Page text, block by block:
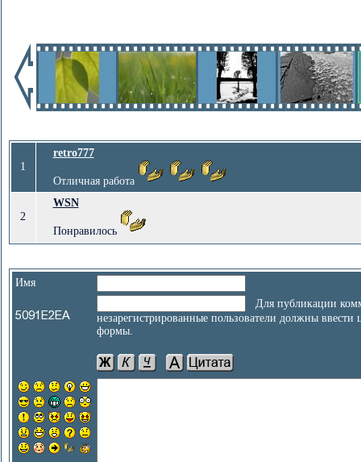
1
retro777
Отличная работа
2
WSN
Понравилось
Имя
Для публикации
незарегистрированные пользователи должны
формы.